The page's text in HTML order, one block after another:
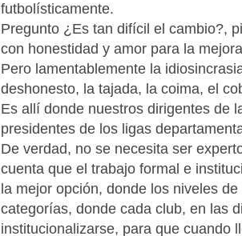
futbolísticamente.
Pregunto ¿Es tan difícil el cambio?,
con honestidad y amor para la
Pero lamentablemente la
deshonesto, la tajada, la coima, el
Es allí donde nuestros dirigentes de
presidentes de los ligas
De verdad, no se necesita ser
cuenta que el trabajo formal e
la mejor opción, donde los niveles
categorías, donde cada club, en las
institucionalizarse, para que cuando